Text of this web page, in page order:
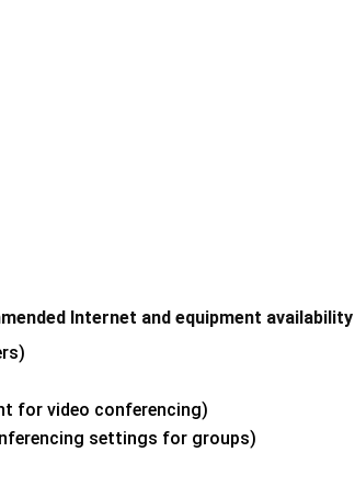
Internet and equipment availability
for video conferencing)
settings for groups)